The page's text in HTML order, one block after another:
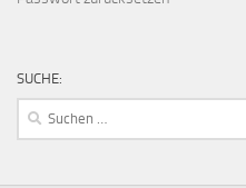
SUCHE:
Suchen